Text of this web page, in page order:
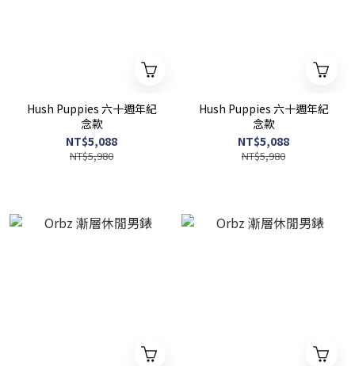
Hush Puppies 六十週年紀
念款
NT$5,088
NT$5,980
Hush Puppies 六十週年紀
念款
NT$5,088
NT$5,980